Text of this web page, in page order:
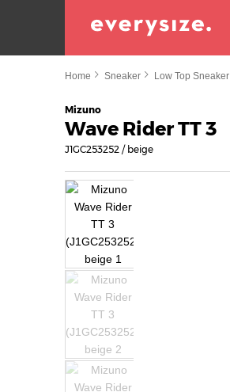
Home Sneaker Low Top Sneaker
Mizuno
Wave Rider TT 3
J1GC253252 / beige